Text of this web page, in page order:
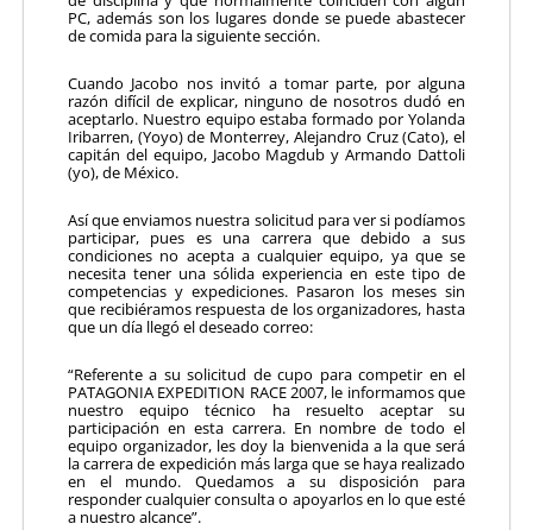
PC, además son los lugares donde se puede abastecer
de comida para la siguiente sección.
Cuando Jacobo nos invitó a tomar parte, por alguna
razón difícil de explicar, ninguno de nosotros dudó en
aceptarlo. Nuestro equipo estaba formado por Yolanda
Iribarren, (Yoyo) de Monterrey, Alejandro Cruz (Cato), el
capitán del equipo, Jacobo Magdub y Armando Dattoli
(yo), de México.
Así que enviamos nuestra solicitud para ver si podíamos
participar, pues es una carrera que debido a sus
condiciones no acepta a cualquier equipo, ya que se
necesita tener una sólida experiencia en este tipo de
competencias y expedi­ciones. Pasaron los meses sin
que recibiéramos respuesta de los organizadores, hasta
que un día llegó el deseado correo:
“Referente a su solicitud de cupo para competir en el
PATAGONIA EXPEDITION RACE 2007, le informamos que
nuestro equipo técnico ha resuelto aceptar su
participación en esta carrera. En nombre de todo el
equipo organizador, les doy la bienvenida a la que será
la carrera de expedición más larga que se haya realizado
en el mundo. Quedamos a su disposición para
responder cualquier consulta o apoyarlos en lo que esté
a nuestro alcance”.